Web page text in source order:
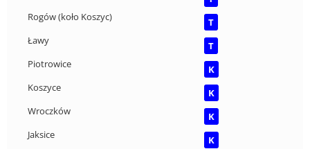
Rogów (koło Koszyc)
T
Ławy
T
Piotrowice
K
Koszyce
K
Wroczków
K
Jaksice
K